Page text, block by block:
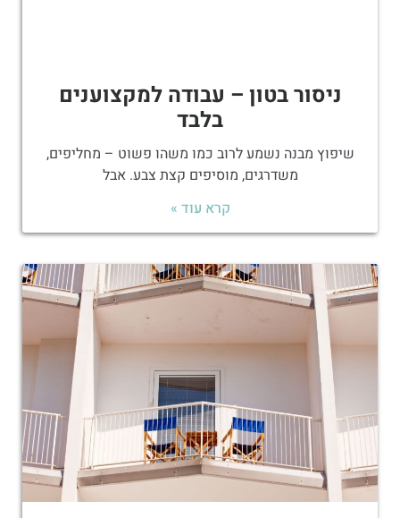
ניסור בטון – עבודה למקצוענים
בלבד
שיפוץ מבנה נשמע לרוב כמו משהו פשוט – מחליפים,
משדרגים, מוסיפים קצת צבע. אבל
קרא עוד »